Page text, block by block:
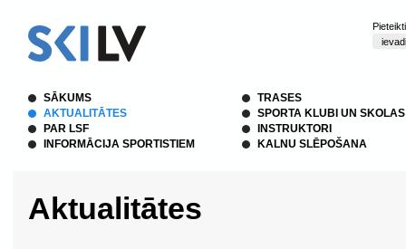
SĀKUMS
AKTUALITĀTES
PAR LSF
INFORMĀCIJA SPORTISTIEM
TRASES
SPORTA KLUBI UN SKOLAS
INSTRUKTORI
KALNU SLĒPOŠANA
Aktualitātes